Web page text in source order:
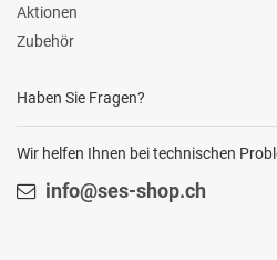
Aktionen
Zubehör
Haben Sie Fragen?
Wir helfen Ihnen bei technischen
info@ses-shop.ch